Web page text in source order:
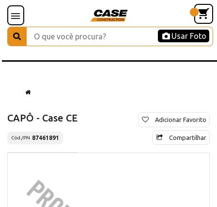
Usar Foto
CAPÔ - Case CE
Cód./PN 87461891
Adicionar Favorito
Compartilhar